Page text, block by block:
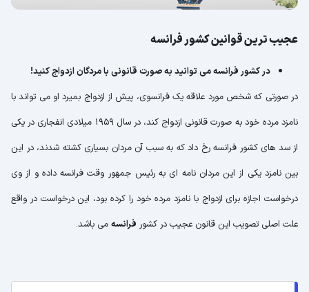
عجیب ترین قوانین کشور فرانسه
در کشور فرانسه می توانید به صورت قانونی با مردگان ازدواج کنید!
در صورتی که شخص مورد علاقه یک فرانسوی، پیش از ازدواج بمیرد او می تواند با
نامزد مرده خود به صورت قانونی ازدواج کند، در سال 1959 میلادی انفجاری در یکی
از سد های کشور فرانسه رخ داد که به سبب آن مردان بسیاری کشته شدند، در این
بین نامزد یکی از این مردان نامه ای به رئیس جمهور وقت فرانسه داده و از وی
درخواست اجازه برای ازدواج با نامزد مرده خود را کرده بود، این درخواست در واقع
علت اصلی تصویب این قانون عجیب در کشور فرانسه می باشد.